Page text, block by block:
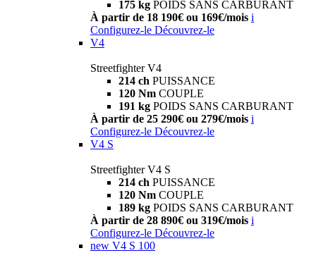
175 kg POIDS SANS CARBURANT
À partir de 18 190€ ou 169€/mois i
Configurez-le Découvrez-le
V4
Streetfighter V4
214 ch PUISSANCE
120 Nm COUPLE
191 kg POIDS SANS CARBURANT
À partir de 25 290€ ou 279€/mois i
Configurez-le Découvrez-le
V4 S
Streetfighter V4 S
214 ch PUISSANCE
120 Nm COUPLE
189 kg POIDS SANS CARBURANT
À partir de 28 890€ ou 319€/mois i
Configurez-le Découvrez-le
new V4 S 100